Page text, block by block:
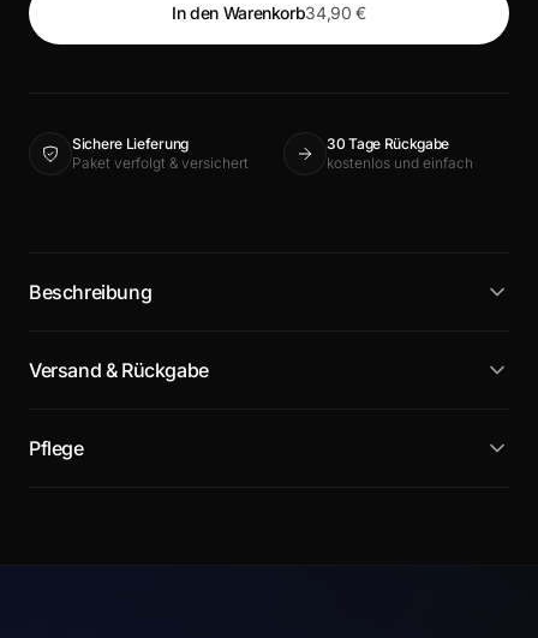
In den Warenkorb34,90 €
Sichere Lieferung
Paket verfolgt & versichert
30 Tage Rückgabe
kostenlos und einfach
Beschreibung
Versand & Rückgabe
Pflege